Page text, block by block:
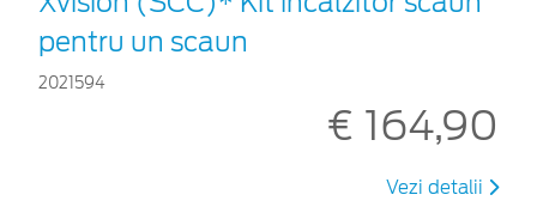
pentru un scaun
2021594
€ 164,90
Vezi detalii